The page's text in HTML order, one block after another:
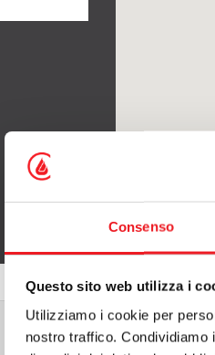
Consenso
Questo sito web utilizza i
Utilizziamo i cookie per
nostro traffico.